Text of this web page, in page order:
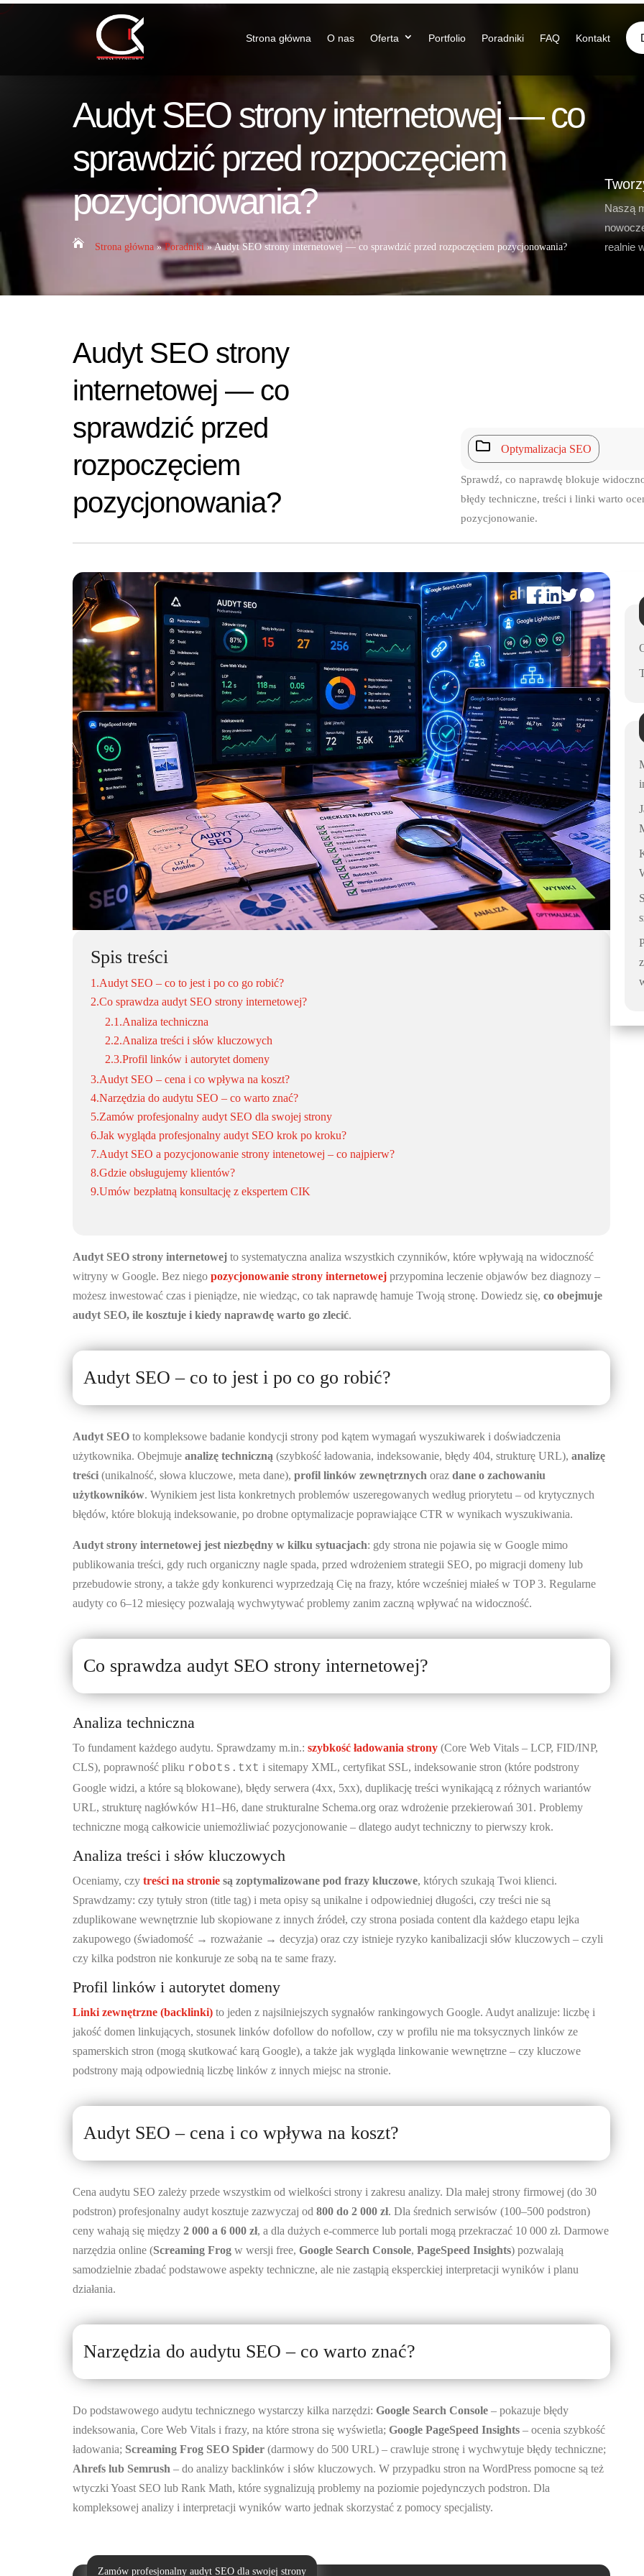
Strona główna O nas Oferta Portfolio Poradniki FAQ Kontakt
Audyt SEO strony internetowej — co
sprawdzić przed rozpoczęciem
pozycjonowania?
 Strona główna»Poradniki»Audyt SEO strony internetowej — co sprawdzić przed rozpoczęciem pozycjonowania?
Naszą
realnie
Audyt SEO strony
internetowej — co
sprawdzić przed
rozpoczęciem
pozycjonowania?
 Optymalizacja SEO
Sprawdź, co naprawdę blokuje
błędy techniczne, treści i linki warto
pozycjonowanie.
Spis treści
1.Audyt SEO – co to jest i po co go robić?
2.Co sprawdza audyt SEO strony internetowej?
2.1.Analiza techniczna
2.2.Analiza treści i słów kluczowych
2.3.Profil linków i autorytet domeny
3.Audyt SEO – cena i co wpływa na koszt?
4.Narzędzia do audytu SEO – co warto znać?
5.Zamów profesjonalny audyt SEO dla swojej strony
6.Jak wygląda profesjonalny audyt SEO krok po kroku?
7.Audyt SEO a pozycjonowanie strony intenetowej – co najpierw?
8.Gdzie obsługujemy klientów?
9.Umów bezpłatną konsultację z ekspertem CIK
Audyt SEO strony internetowejto systematyczna analiza wszystkich czynników, które wpływają na widoczność
witryny w Google. Bez niego pozycjonowanie strony internetowejprzypomina leczenie objawów bez diagnozy –
możesz inwestować czas i pieniądze, nie wiedząc, co tak naprawdę hamuje Twoją stronę. Dowiedz się, co obejmuje
audyt SEO, ile kosztuje i kiedy naprawdę warto go zlecić.
Audyt SEO – co to jest i po co go robić?
Audyt SEOto kompleksowe badanie kondycji strony pod kątem wymagań wyszukiwarek i doświadczenia
użytkownika. Obejmuje analizę techniczną (szybkość ładowania, indeksowanie, błędy 404, strukturę URL), analizę
treści(unikalność, słowa kluczowe, meta dane), profil linków zewnętrznych oraz dane o zachowaniu
użytkowników. Wynikiem jest lista konkretnych problemów uszeregowanych według priorytetu – od krytycznych
błędów, które blokują indeksowanie, po drobne optymalizacje poprawiające CTR w wynikach wyszukiwania.
Audyt strony internetowej jest niezbędny w kilku sytuacjach: gdy strona nie pojawia się w Google mimo
publikowania treści, gdy ruch organiczny nagle spada, przed wdrożeniem strategii SEO, po migracji domeny lub
przebudowie strony, a także gdy konkurenci wyprzedzają Cię na frazy, które wcześniej miałeś w TOP 3. Regularne
audyty co 6–12 miesięcy pozwalają wychwytywać problemy zanim zaczną wpływać na widoczność.
Co sprawdza audyt SEO strony internetowej?
Analiza techniczna
To fundament każdego audytu. Sprawdzamy m.in.: szybkość ładowania strony(Core Web Vitals – LCP, FID/INP,
CLS), poprawność pliku robots.txt i sitemapy XML, certyfikat SSL, indeksowanie stron (które podstrony
Google widzi, a które są blokowane), błędy serwera (4xx, 5xx), duplikację treści wynikającą z różnych wariantów
URL, strukturę nagłówków H1–H6, dane strukturalne Schema.org oraz wdrożenie przekierowań 301. Problemy
techniczne mogą całkowicie uniemożliwiać pozycjonowanie – dlatego audyt techniczny to pierwszy krok.
Analiza treści i słów kluczowych
Oceniamy, czy treści na stroniesą zoptymalizowane pod frazy kluczowe, których szukają Twoi klienci.
Sprawdzamy: czy tytuły stron (title tag) i meta opisy są unikalne i odpowiedniej długości, czy treści nie są
zduplikowane wewnętrznie lub skopiowane z innych źródeł, czy strona posiada content dla każdego etapu lejka
zakupowego (świadomość → rozważanie → decyzja) oraz czy istnieje ryzyko kanibalizacji słów kluczowych – czyli
czy kilka podstron nie konkuruje ze sobą na te same frazy.
Profil linków i autorytet domeny
Linki zewnętrzne (backlinki)to jeden z najsilniejszych sygnałów rankingowych Google. Audyt analizuje: liczbę i
jakość domen linkujących, stosunek linków dofollow do nofollow, czy w profilu nie ma toksycznych linków ze
spamerskich stron (mogą skutkować karą Google), a także jak wygląda linkowanie wewnętrzne – czy kluczowe
podstrony mają odpowiednią liczbę linków z innych miejsc na stronie.
Audyt SEO – cena i co wpływa na koszt?
Cena audytu SEO zależy przede wszystkim od wielkości strony i zakresu analizy. Dla małej strony firmowej (do 30
podstron) profesjonalny audyt kosztuje zazwyczaj od 800 do 2 000 zł. Dla średnich serwisów (100–500 podstron)
ceny wahają się między 2 000 a 6 000 zł, a dla dużych e-commerce lub portali mogą przekraczać 10 000 zł. Darmowe
narzędzia online (Screaming Frogw wersji free, Google Search Console, PageSpeed Insights) pozwalają
samodzielnie zbadać podstawowe aspekty techniczne, ale nie zastąpią eksperckiej interpretacji wyników i planu
działania.
Narzędzia do audytu SEO – co warto znać?
Do podstawowego audytu technicznego wystarczy kilka narzędzi: Google Search Console– pokazuje błędy
indeksowania, Core Web Vitals i frazy, na które strona się wyświetla; Google PageSpeed Insights– ocenia szybkość
ładowania; Screaming Frog SEO Spider(darmowy do 500 URL) – crawluje stronę i wychwytuje błędy techniczne;
Ahrefs lub Semrush – do analizy backlinków i słów kluczowych. W przypadku stron na WordPress pomocne są też
wtyczki Yoast SEO lub Rank Math, które sygnalizują problemy na poziomie pojedynczych podstron. Dla
kompleksowej analizy i interpretacji wyników warto jednak skorzystać z pomocy specjalisty.
Zamów profesjonalny audyt SEO dla swojej strony